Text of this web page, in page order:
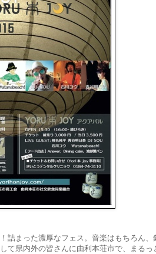
詰まった濃厚なフェス。音楽はもちろん
て県内外の皆さんに由利本荘市で、まる